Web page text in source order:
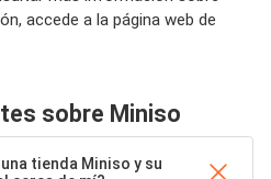
accede a la página web de
sobre Miniso
tienda Miniso y su